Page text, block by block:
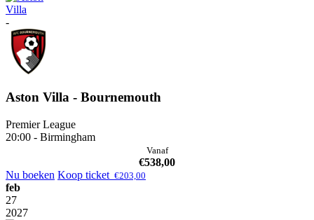
-
Aston Villa - Bournemouth
Premier League
20:00 - Birmingham
Vanaf
€538,00
Nu boeken Koop ticket €203,00
feb
27
2027